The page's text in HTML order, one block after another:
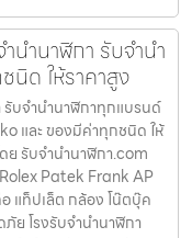
นำนาฬิกา รับจำนำ
นิด ให้ราคาสูง
รับจำนำนาฬิกาทุกแบรนด์
และ ของมีค่าทุกชนิด ให้
ย รับจํานํานาฬิกา.com
Patek Frank AP
แท็ปเล็ต กล้อง โน๊ตบุ๊ค
ย โรงรับจำนำนาฬิกา